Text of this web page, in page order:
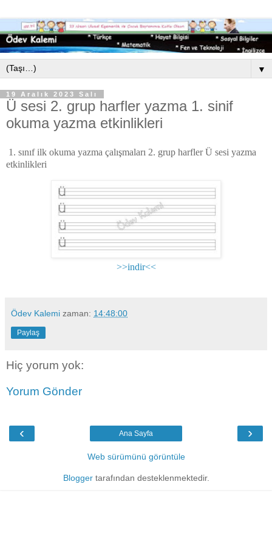
▼
19 Aralık 2023 Salı
Ü sesi 2. grup harfler yazma 1. sinif
okuma yazma etkinlikleri
1. sınıf ilk okuma yazma çalışmaları 2. grup harfler Ü sesi yazma
etkinlikleri
>>indir<<
Ödev Kalemi zaman: 14:48:00
Paylaş
Hiç yorum yok:
Yorum Gönder
‹ ›
Ana Sayfa
Web sürümünü görüntüle
Bloggertarafından desteklenmektedir.